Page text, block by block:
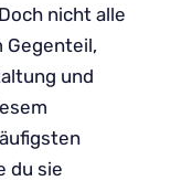
nicht alle
Gegenteil,
und
du sie